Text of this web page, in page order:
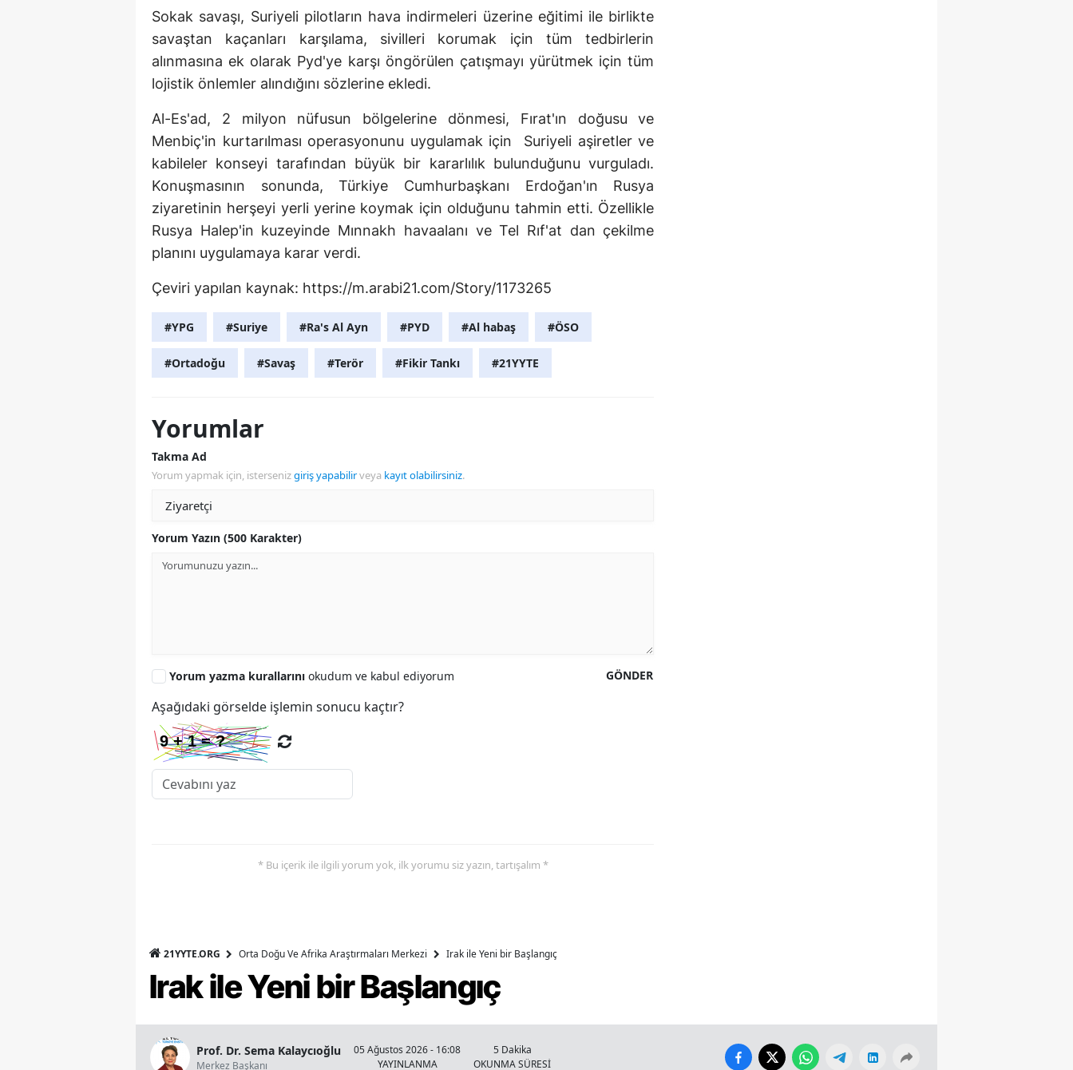
Sokak savaşı, Suriyeli pilotların hava indirmeleri üzerine eğitimi ile birlikte
savaştan kaçanları karşılama, sivilleri korumak için tüm tedbirlerin
alınmasına ek olarak Pyd'ye karşı öngörülen çatışmayı yürütmek için tüm
lojistik önlemler alındığını sözlerine ekledi.
Al-Es'ad, 2 milyon nüfusun bölgelerine dönmesi, Fırat'ın doğusu ve
Menbiç'in kurtarılması operasyonunu uygulamak için Suriyeli aşiretler ve
kabileler konseyi tarafından büyük bir kararlılık bulunduğunu vurguladı.
Konuşmasının sonunda, Türkiye Cumhurbaşkanı Erdoğan'ın Rusya
ziyaretinin herşeyi yerli yerine koymak için olduğunu tahmin etti. Özellikle
Rusya Halep'in kuzeyinde Mınnakh havaalanı ve Tel Rıf'at dan çekilme
planını uygulamaya karar verdi.
Çeviri yapılan kaynak: https://m.arabi21.com/Story/1173265
#YPG #Suriye #Ra's Al Ayn #PYD #Al habaş #ÖSO
#Ortadoğu #Savaş #Terör #Fikir Tankı #21YYTE
Yorumlar
Takma Ad
Yorum yapmak için, istersenizgiriş yapabilirveya kayıt olabilirsiniz.
Yorum Yazın (500 Karakter)
GÖNDER
Yorum yazma kurallarını okudum ve kabul ediyorum
Aşağıdaki görselde işlemin sonucu kaçtır?
* Bu içerik ile ilgili yorum yok, ilk yorumu siz yazın, tartışalım *
21YYTE.ORG Orta Doğu Ve Afrika Araştırmaları Merkezi Irak ile Yeni bir Başlangıç
Irak ile Yeni bir Başlangıç
Prof. Dr. Sema Kalaycıoğlu
Merkez Başkanı
05 Ağustos 2026 - 16:08
YAYINLANMA
5 Dakika
OKUNMA SÜRESİ